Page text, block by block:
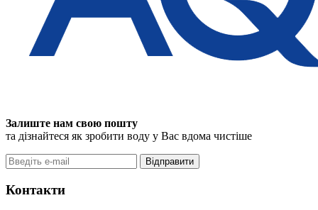
Залиште нам свою пошту
та дізнайтеся як зробити воду у Вас вдома чистіше
Відправити
Контакти